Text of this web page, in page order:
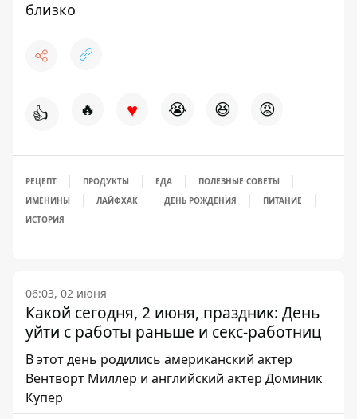
близко
👍 🔥 ♥ 😭 😆 😡
РЕЦЕПТ ПРОДУКТЫ ЕДА
ПОЛЕЗНЫЕ СОВЕТЫ
ИМЕНИНЫ
ЛАЙФХАК ДЕНЬ РОЖДЕНИЯ
ПИТАНИЕ
ИСТОРИЯ
06:03, 02 июня
Какой сегодня, 2 июня, праздник: День
уйти с работы раньше и секс-работниц
В этот день родились американский актер
Вентворт Миллер и английский актер Доминик
Купер